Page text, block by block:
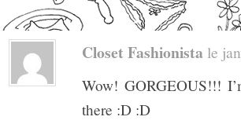
Closet Fashionista le
Wow! GORGEOUS!!!
there :D :D